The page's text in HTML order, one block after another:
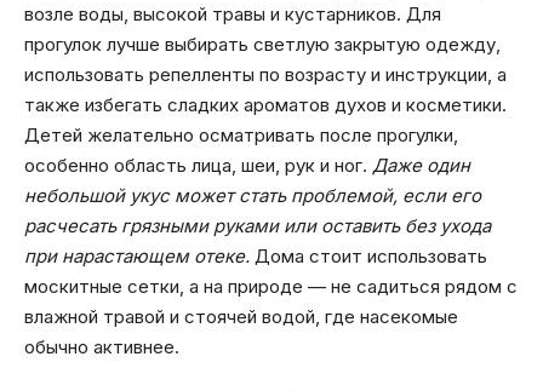
возле воды, высокой травы и кустарников. Для
прогулок лучше выбирать светлую закрытую одежду,
использовать репелленты по возрасту и инструкции, а
также избегать сладких ароматов духов и косметики.
Детей желательно осматривать после прогулки,
особенно область лица, шеи, рук и ног. Даже один
небольшой укус может стать проблемой, если его
расчесать грязными руками или оставить без ухода
при нарастающем отеке. Дома стоит использовать
москитные сетки, а на природе — не садиться рядом с
влажной травой и стоячей водой, где насекомые
обычно активнее.